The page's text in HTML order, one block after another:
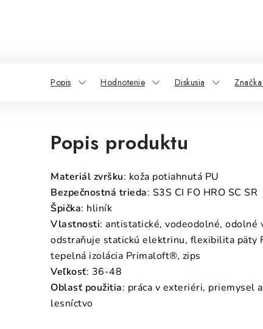
Popis Hodnotenie Diskusia
Popis produktu
Materiál zvršku: koža potiahnutá PU
Bezpečnostná trieda: S3S CI FO HRO SC SR
Špička: hliník
Vlastnosti: antistatické, vodeodolné, odolné
odstraňuje statickú elektrinu, flexibilita päty
tepelná izolácia Primaloft®, zips
Veľkosť: 36-48
Oblasť použitia: práca v exteriéri, priemysel
lesníctvo